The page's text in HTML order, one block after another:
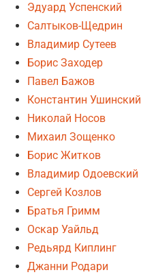
Эдуард Успенский
Салтыков-Щедрин
Владимир Сутеев
Борис Заходер
Павел Бажов
Константин Ушинский
Николай Носов
Михаил Зощенко
Борис Житков
Владимир Одоевский
Сергей Козлов
Братья Гримм
Оскар Уайльд
Редьярд Киплинг
Джанни Родари